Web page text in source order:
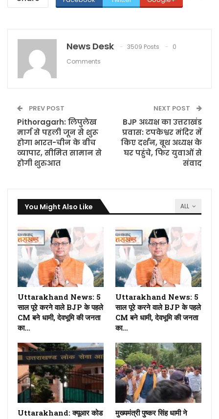
News Desk 3509 Posts
0
Comments
PREV POST
Pithoragarh: लिपुलेख
मार्ग से पहली जून से शुरू
होगा भारत-चीन के बीच
व्यापार, सीमित सामान से
होगी शुरुआत
NEXT POST
BJP अध्यक्ष का उत्तराखंड
प्रवास: टपकेश्वर मंदिर में
किए दर्शन, बूथ अध्यक्ष के
घर पहुंचे, फिर युवाओं से
संवाद
ALL
You Might Also Like
Uttarakhand News: 5
साल पूरे करने वाले BJP के पहले
CM बने धामी, देवभूमि की जनता
का…
Uttarakhand News: 5
साल पूरे करने वाले BJP के पहले
CM बने धामी, देवभूमि की जनता
का…
Uttarakhand: क्यूआर कोड
मुख्यमंत्री पुष्कर सिंह धामी ने